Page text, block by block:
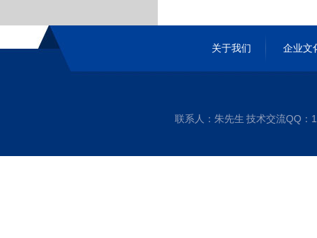
关于我们 企业文
联系人：朱先生 技术交流QQ：